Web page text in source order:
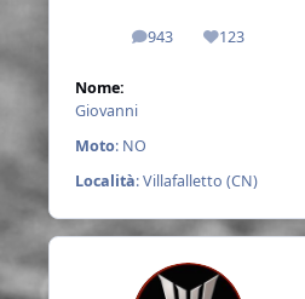
943
messaggi123
Reputazione
Nome:
Giovanni
Moto: NO
Località: Villafalletto (CN)